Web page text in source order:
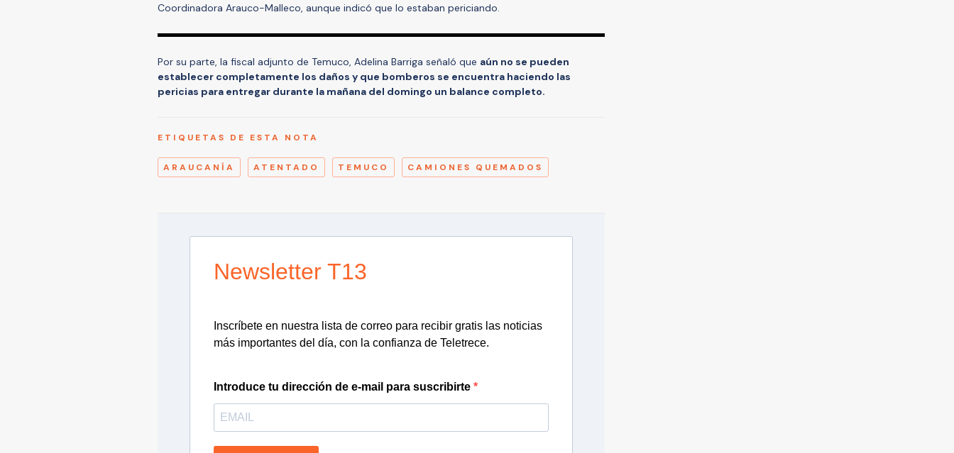
Coordinadora Arauco-Malleco, aunque indicó que lo estaban periciando.
Por su parte, la fiscal adjunto de Temuco, Adelina Barriga señaló que aún no se pueden
establecer completamente los daños y que bomberos se encuentra haciendo las
pericias para entregar durante la mañana del domingo un balance completo.
ETIQUETAS DE ESTA NOTA
ARAUCANÍA ATENTADO TEMUCO CAMIONES QUEMADOS
Newsletter T13
Inscríbete en nuestra lista de correo para recibir gratis las noticias
más importantes del día, con la confianza de Teletrece.
Introduce tu dirección de e-mail para suscribirte